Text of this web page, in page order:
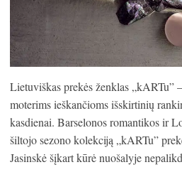
Lietuviškas prekės ženklas „kARTu”
moterims ieškančioms išskirtinių
kasdienai. Barselonos romantikos ir
šiltojo sezono kolekciją „kARTu”
Jasinskė šįkart kūrė nuošalyje